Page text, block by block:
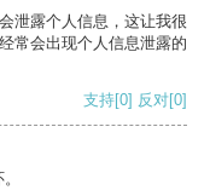
泄露个人信息，这让我很
常会出现个人信息泄露的
支持[0] 反对[0]